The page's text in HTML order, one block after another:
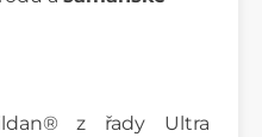
z řady Ultra